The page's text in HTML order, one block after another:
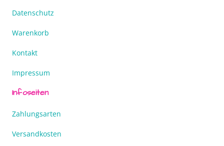
Datenschutz
Warenkorb
Kontakt
Impressum
Infoseiten
Zahlungsarten
Versandkosten